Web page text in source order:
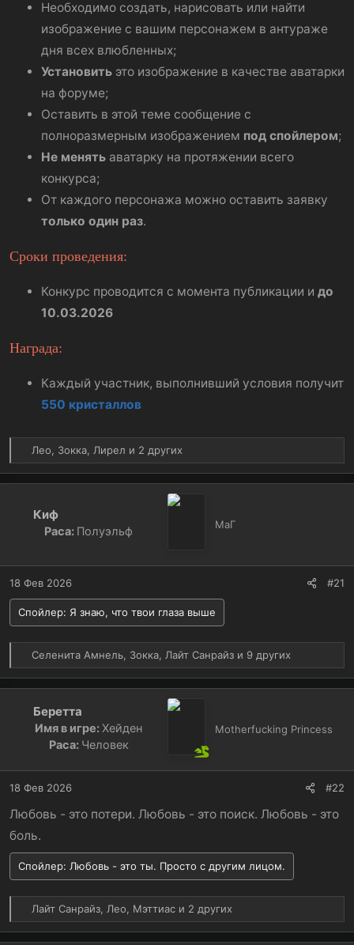
Необходимо создать, нарисовать или найти
изображение с вашим персонажем в антураже
дня всех влюбленных;
Установить это изображение в качестве аватарки
на форуме;
Оставить в этой теме сообщение с
полноразмерным изображением под спойлером;
Не менять аватарку на протяжении всего
конкурса;
От каждого персонажа можно оставить заявку
только один раз.
Сроки проведения:
Конкурс проводится с момента публикации и до
10.03.2026
Награда:
Каждый участник, выполнивший условия получит
550 кристаллов
Р
е
ц
Лео Зокка Лирел и 2 других
Киф
Раса: Полуэльф
МаГ
18 Фев 2026 #21
Спойлер: Я знаю, что твои глаза выше
Р
е
ц
Селенита Амнель Зокка Лайт Санрайз и 9 других
Беретта
Имя в игре:Хейден
Раса: Человек
Motherfucking Princess
18 Фев 2026 #22
Любовь - это потери. Любовь - это поиск. Любовь - это
боль.
Спойлер: Любовь - это ты. Просто с другим лицом.
Р
е
Лайт Санрайз Лео Мэттиас и 2 других